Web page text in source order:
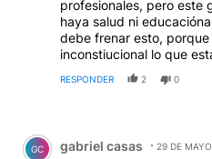
profesionales, pero este
haya salud ni
debe frenar esto,
inconstiucional lo que
RESPONDER 2 0
Comentario de gabriel casas.
GC gabriel casas 29 DE